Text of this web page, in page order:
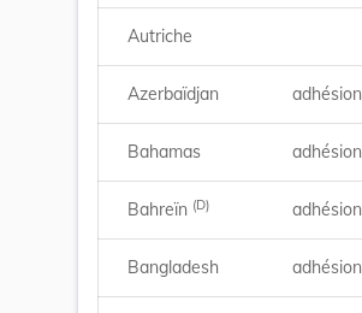
Autriche
Azerbaïdjan adhésion
Bahamas adhésion
Bahreïn (D) adhésion
Bangladesh adhésion